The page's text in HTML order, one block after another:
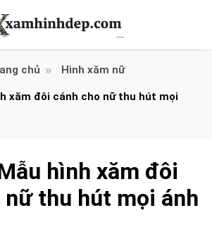
Hình xăm nữ
xăm đôi cánh cho nữ thu hút mọi
hình xăm đôi
nữ thu hút mọi ánh